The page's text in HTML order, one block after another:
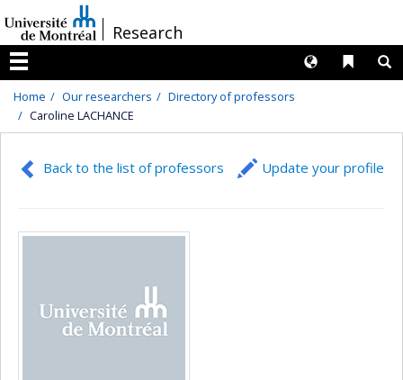
au
contenu
/Research
Menu
Liens
Langues
Home Our researchers
Directory of professors
Caroline LACHANCE
Back to the list of professors Update your profile